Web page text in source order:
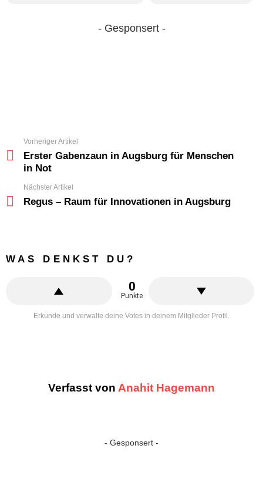
- Gesponsert -
Vorheriger Artikel
Erster Gabenzaun in Augsburg für Menschen
in Not
Nächster Artikel
Regus – Raum für Innovationen in Augsburg
WAS DENKST DU?
0
Punkte
Erkunde und verwalte deine Votes in deinem Mitglieder Profil.
Verfasst von Anahit Hagemann
- Gesponsert -